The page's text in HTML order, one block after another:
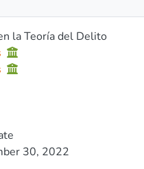
la Teoría del Delito
30, 2022